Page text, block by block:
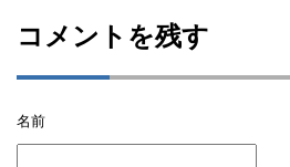
コメントを残す
名前